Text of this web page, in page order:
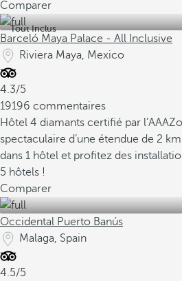
Comparer
Tout Inclus
Barceló Maya Palace - All Inclusive
Riviera Maya, Mexico
4.3/5
19196 commentaires
Hôtel 4 diamants certifié par l’AAA
spectaculaire d’une étendue de 2 km
dans 1 hôtel et profitez des
5 hôtels !
Comparer
Occidental Puerto Banús
Malaga, Spain
4.5/5